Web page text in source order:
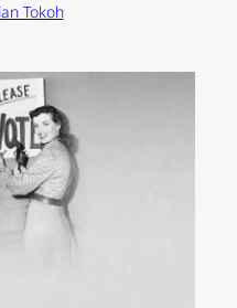
Tokoh